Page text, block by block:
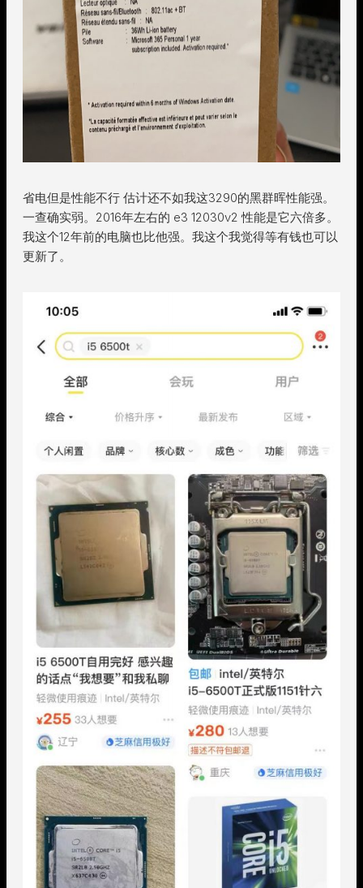
省电但是性能不行 估计还不如我这3290的黑群晖性能强。
一查确实弱。2016年左右的 e3 12030v2 性能是它六倍多。
我这个12年前的电脑也比他强。我这个我觉得等有钱也可以
更新了。